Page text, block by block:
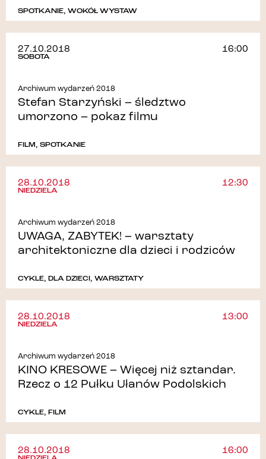
SPOTKANIE, WOKÓŁ WYSTAW
27.10.2018
SOBOTA
16:00
Archiwum wydarzeń 2018
Stefan Starzyński – śledztwo
umorzono – pokaz filmu
FILM, SPOTKANIE
28.10.2018
NIEDZIELA
12:30
Archiwum wydarzeń 2018
UWAGA, ZABYTEK! – warsztaty
architektoniczne dla dzieci i rodziców
CYKLE, DLA DZIECI, WARSZTATY
28.10.2018
NIEDZIELA
13:00
Archiwum wydarzeń 2018
KINO KRESOWE – Więcej niż sztandar.
Rzecz o 12 Pułku Ułanów Podolskich
CYKLE, FILM
28.10.2018 16:00